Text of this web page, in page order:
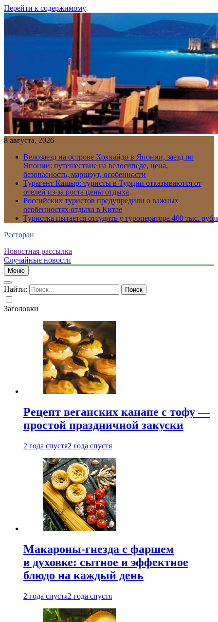
Перейти к содержимому
8 августа, 2026
Велозаезд на острове Хоккайдо в Японии, заезд по
Японии: путешествие на велосипеде, цена,
безопасность, маршрут, особенности
Турагент Кашыр: туристы в Турции отказываются от
отелей из-за роста цены отдыха
Российских туристов предупредили о важных
особенностях отдыха в Китае
Туристка пытается отсудить у туроператора 400 тыс.
Ресторан
Новостная рассылка
Случайные новости
Меню
Найти:
Заголовки
Рецепт веганских канапе с тофу —
простой праздничной закуски
2 года спустя2 года спустя
Макароны-гнезда с фаршем
в духовке: сытное и эффектное
блюдо на каждый день
2 года спустя2 года спустя